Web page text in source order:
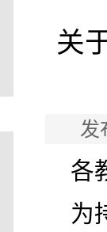
关
发
各
为